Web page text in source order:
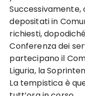
depositati in
richiesti,
Conferenza dei
partecipano il
Liguria, la
La tempistica è